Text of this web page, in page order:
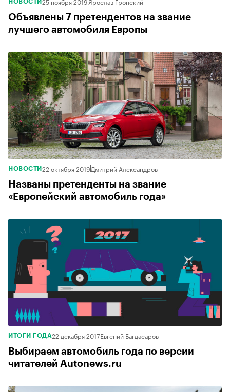
НОВОСТИ
Объявлены 7 претендентов на звание
лучшего автомобиля Европы
НОВОСТИ 22 октября 2019Дмитрий Александров
Названы претенденты на звание
«Европейский автомобиль года»
ИТОГИ ГОДА22 декабря 2017Евгений Багдасаров
Выбираем автомобиль года по версии
читателей Autonews.ru